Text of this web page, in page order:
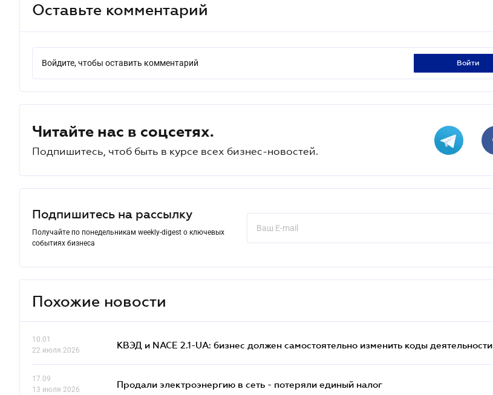
Оставьте комментарий
Войдите, чтобы оставить комментарий войти
Читайте нас в соцсетях.
Подпишитесь, чтоб быть в курсе всех бизнес-новостей.
Подпишитесь на рассылку
Получайте по понедельникам weekly-digest о ключевых
событиях бизнеса
Похожие новости
10.01
22 июля 2026
КВЭД и NACE 2.1-UA: бизнес должен самостоятельно изменить коды деятельности
17.09
13 июля 2026
Продали электроэнергию в сеть - потеряли единый налог